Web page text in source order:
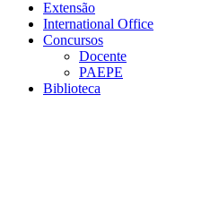
Extensão
International Office
Concursos
Docente
PAEPE
Biblioteca